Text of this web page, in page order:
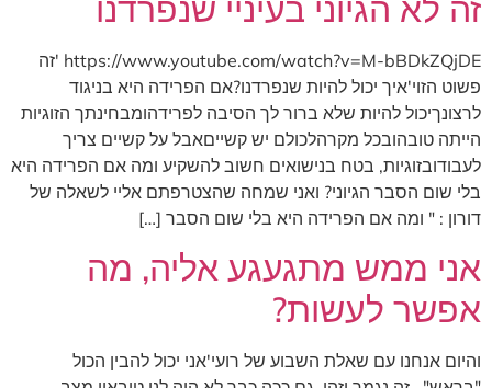
https://www.youtube.com/watch?v=M-bBDkZQjDE 'זה
פשוט הזוי'איך יכול להיות שנפרדנו?אם הפרידה היא בניגוד
לרצונךיכול להיות שלא ברור לך הסיבה לפרידהומבחינתך הזוגיות
הייתה טובהובכל מקרהלכולם יש קשייםאבל על קשיים צריך
לעבודובזוגיות, בטח בנישואים חשוב להשקיע ומה אם הפרידה היא
בלי שום הסבר הגיוני? ואני שמחה שהצטרפתם אליי לשאלה של
דורון : " ומה אם הפרידה היא בלי שום הסבר […]
אני ממש מתגעגע אליה, מה
אפשר לעשות?
והיום אנחנו עם שאלת השבוע של רועי'אני יכול להבין הכול